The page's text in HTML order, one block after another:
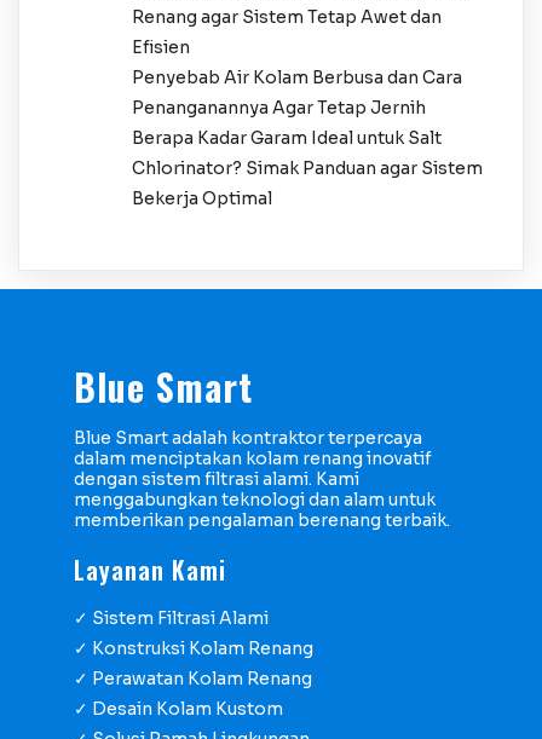
Renang agar Sistem Tetap Awet dan
Efisien
Penyebab Air Kolam Berbusa dan Cara
Penanganannya Agar Tetap Jernih
Berapa Kadar Garam Ideal untuk Salt
Chlorinator? Simak Panduan agar Sistem
Bekerja Optimal
Blue Smart
Blue Smart adalah kontraktor terpercaya
dalam menciptakan kolam renang inovatif
dengan sistem filtrasi alami. Kami
menggabungkan teknologi dan alam untuk
memberikan pengalaman berenang terbaik.
Layanan Kami
✓ Sistem Filtrasi Alami
✓ Konstruksi Kolam Renang
✓ Perawatan Kolam Renang
✓ Desain Kolam Kustom